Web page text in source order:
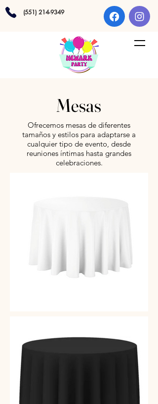
(551) 214-9349
Mesas
Ofrecemos mesas de diferentes
tamaños y estilos para adaptarse a
cualquier tipo de evento, desde
reuniones íntimas hasta grandes
celebraciones.